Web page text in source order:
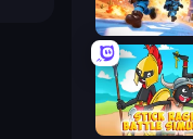
Tower Battle